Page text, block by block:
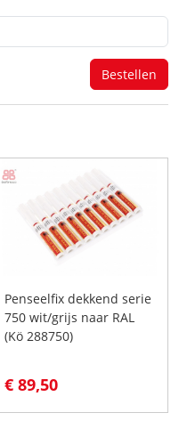
Penseelfix dekkend serie
750 wit/grijs naar RAL
(Kö 288750)
€ 89,50